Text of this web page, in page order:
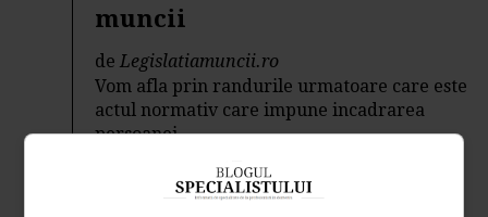
muncii
deLegislatiamuncii.ro
Vom afla prin randurile urmatoare care este
actul normativ care impune incadrarea
persoanei...
Legislatia muncii
Citeste mai departe